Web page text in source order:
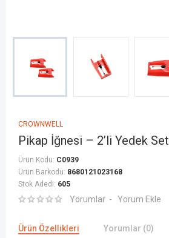
CROWNWELL
Pikap İğnesi – 2’li Yedek Set
Ürün Kodu: C0939
Ürün Barkodu: 8680121023168
Stok Adedi: 605
Yorumlar Yorum Ekle
Ürün Özellikleri Yorumlar (0)